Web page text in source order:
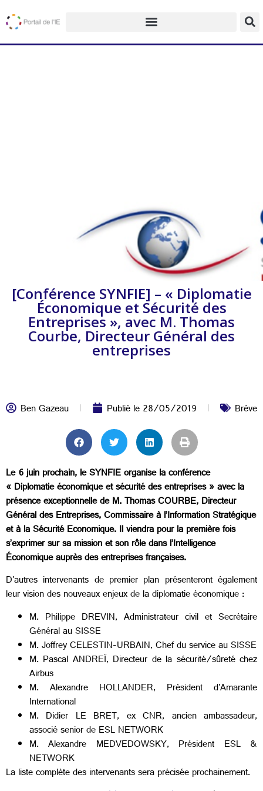
[Conférence SYNFIE] – « Diplomatie
Économique et Sécurité des
Entreprises », avec M. Thomas
Courbe, Directeur Général des
entreprises
Ben Gazeau Publié le28/05/2019 Brève
Le 6 juin prochain, le SYNFIE organise la conférence
« Diplomatie économique et sécurité des entreprises » avec la
présence exceptionnelle de M. Thomas COURBE, Directeur
Général des Entreprises, Commissaire à l’Information Stratégique
et à la Sécurité Economique. Il viendra pour la première fois
s’exprimer sur sa mission et son rôle dans l’Intelligence
Économique auprès des entreprises françaises.
D'autres intervenants de premier plan présenteront également
leur vision des nouveaux enjeux de la diplomatie économique :
M. Philippe DREVIN, Administrateur civil et Secrétaire
Général au SISSE
M. Joffrey CELESTIN-URBAIN, Chef du service au SISSE
M. Pascal ANDREÏ, Directeur de la sécurité/sûreté chez
Airbus
M. Alexandre HOLLANDER, Président d'Amarante
International
M. Didier LE BRET, ex CNR, ancien ambassadeur,
associé senior de ESL NETWORK
M. Alexandre MEDVEDOWSKY, Président ESL &
NETWORK
La liste complète des intervenants sera précisée prochainement.